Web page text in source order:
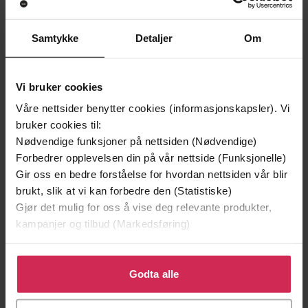
Samtykke Detaljer Om
Vi bruker cookies
Våre nettsider benytter cookies (informasjonskapsler). Vi
bruker cookies til:
Nødvendige funksjoner på nettsiden (Nødvendige)
Forbedrer opplevelsen din på vår nettside (Funksjonelle)
Gir oss en bedre forståelse for hvordan nettsiden vår blir
brukt, slik at vi kan forbedre den (Statistiske)
Gjør det mulig for oss å vise deg relevante produkter,
kampanjer og tilbud (Markedsføring)
Klikk på «Godta alle» for å gi oss ditt samtykke til å
bruke cookies for alle disse formålene. Du kan også
tilpasse ditt samtykke til spesifikke formål ved å klikke
Godta alle
129,-
Jo Nesbø
Første gang på tilbud
Jussi Adler-Olsen